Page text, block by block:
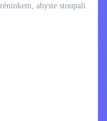
abyste stoupali